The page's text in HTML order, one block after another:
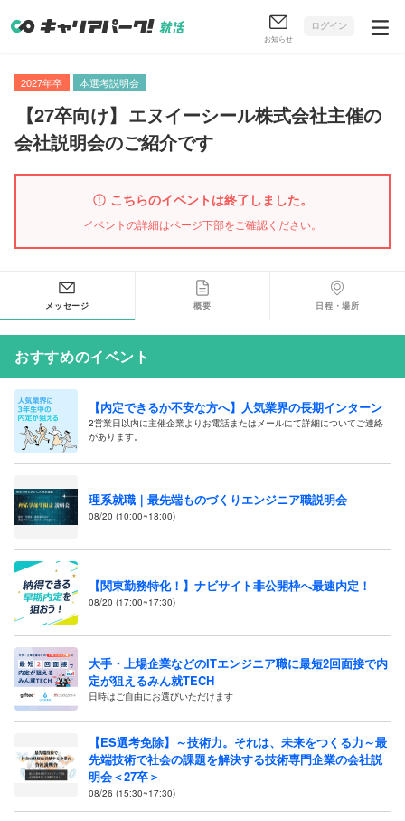
お知らせ
ログイン
2027年卒 本選考説明会
【27卒向け】 エヌイーシール株式会社主催の
会社説明会のご紹介です
こちらのイベントは終了しました。
イベントの詳細はページ下部をご確認ください。
メッセージ 概要 日程・場所
おすすめのイベント
【内定できるか不安な方へ】人気業界の長期インターン
2営業日以内に主催企業よりお電話またはメールにて詳細についてご連絡
があります。
理系就職｜最先端ものづくりエンジニア職説明会
08/20 (10:00~18:00)
【関東勤務特化！】ナビサイト非公開枠へ最速内定！
08/20 (17:00~17:30)
大手・上場企業などのITエンジニア職に最短2回面接で内
定が狙えるみん就TECH
日時はご自由にお選びいただけます
【ES選考免除】～技術力。それは、未来をつくる力～最
先端技術で社会の課題を解決する技術専門企業の会社説
明会＜27卒＞
08/26 (15:30~17:30)